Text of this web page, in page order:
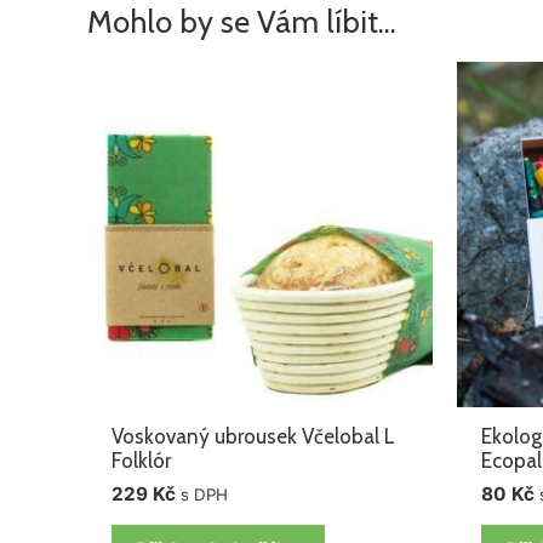
Mohlo by se Vám líbit…
Voskovaný ubrousek Včelobal L
Folklór
229 Kč s DPH
Ecopal
80 Kč